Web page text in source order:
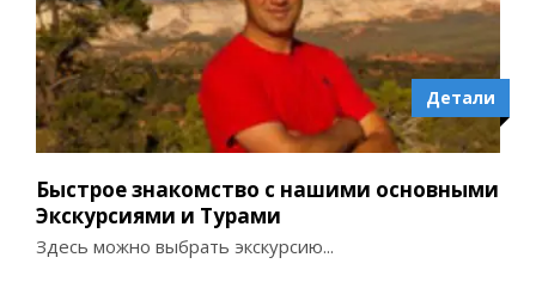
Детали
Быстрое знакомство с нашими основными
Экскурсиями и Турами
Здесь можно выбрать экскурсию...